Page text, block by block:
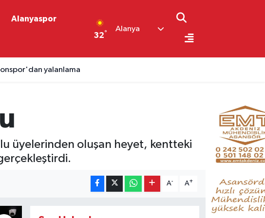
Alanyaspor
32°
Alanya
yalanlama
üyelerinden oluşan heyet, kentteki
A- A+